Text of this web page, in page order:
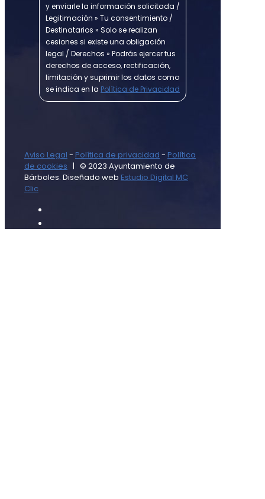
y enviarle la información solicitada /
Legitimación » Tu consentimiento /
Destinatarios » Solo se realizan
cesiones si existe una obligación
legal / Derechos » Podrás ejercer tus
derechos de acceso, rectificación,
limitación y suprimir los datos como
se indica en la Política de Privacidad
Aviso Legal - Política de privacidad - Política
de cookies | © 2023 Ayuntamiento de
Bárboles. Diseñado web Estudio Digital MC
Clic